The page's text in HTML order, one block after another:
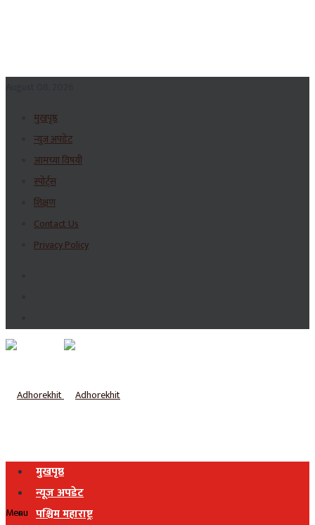
मुखपृष्ठ
न्यूज अपडेट
आमच्या विषयी
स्पोर्ट्स
शिक्षण
Contact Us
Privacy Policy
मुखपृष्ठ
न्यूज अपडेट
पश्चिम महाराष्ट्र
Menu